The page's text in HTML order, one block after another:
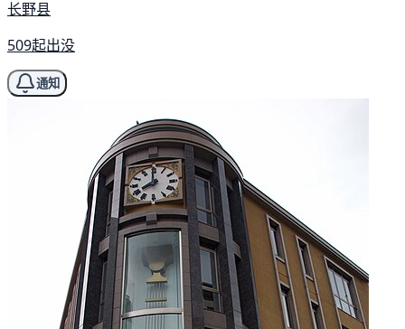
长野县
509起出没
通知